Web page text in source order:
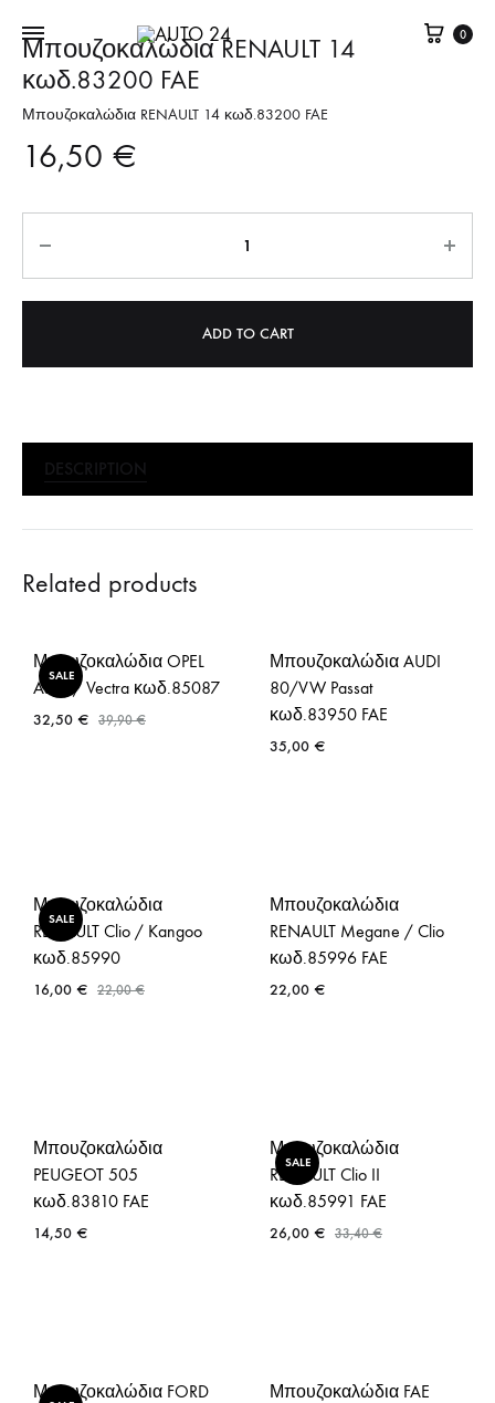
0
Μπουζοκαλώδια RENAULT 14
κωδ.83200 FAE
Μπουζοκαλώδια RENAULT 14 κωδ.83200 FAE
16,50 €
ADD TO CART
DESCRIPTION
Related products
SALE
Μπουζοκαλώδια OPEL
Astra / Vectra κωδ.85087
32,50 € 39,90€
Μπουζοκαλώδια AUDI
80/VW Passat
κωδ.83950 FAE
35,00 €
SALE
Μπουζοκαλώδια
RENAULT Clio / Kangoo
κωδ.85990
16,00 € 22,00€
Μπουζοκαλώδια
RENAULT Megane / Clio
κωδ.85996 FAE
22,00 €
Μπουζοκαλώδια
PEUGEOT 505
κωδ.83810 FAE
14,50 €
SALE
Μπουζοκαλώδια
RENAULT Clio II
κωδ.85991 FAE
26,00 € 33,40€
Μπουζοκαλώδια FORD
Μπουζοκαλώδια FAE